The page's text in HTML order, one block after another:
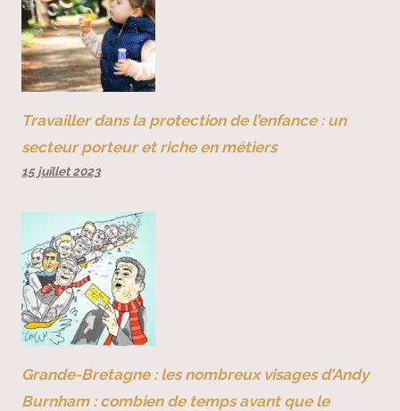
Travailler dans la protection de l’enfance : un
secteur porteur et riche en métiers
15 juillet 2023
Grande-Bretagne : les nombreux visages d’Andy
Burnham : combien de temps avant que le